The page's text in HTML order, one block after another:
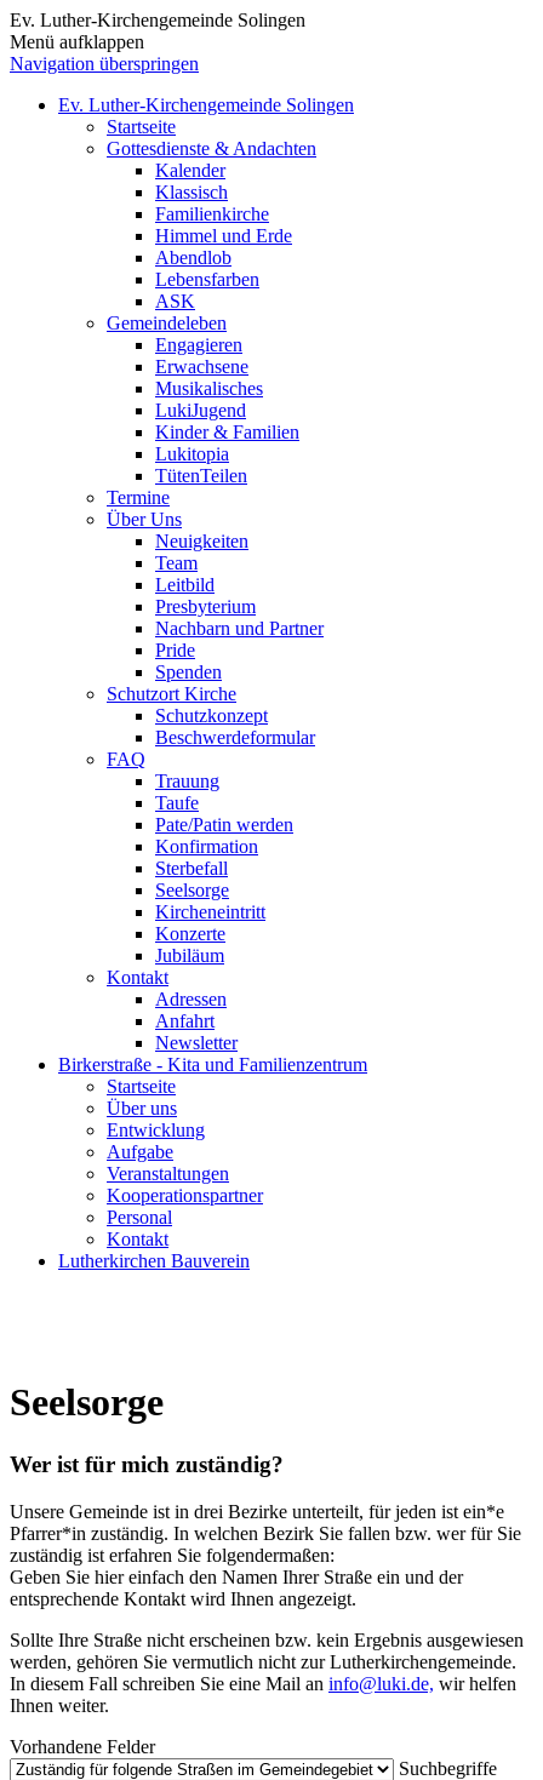
Ev. Luther-Kirchengemeinde Solingen
Menü aufklappen
Navigation überspringen
Ev. Luther-Kirchengemeinde Solingen
Startseite
Gottesdienste & Andachten
Kalender
Klassisch
Familienkirche
Himmel und Erde
Abendlob
Lebensfarben
ASK
Gemeindeleben
Engagieren
Erwachsene
Musikalisches
LukiJugend
Kinder & Familien
Lukitopia
TütenTeilen
Termine
Über Uns
Neuigkeiten
Team
Leitbild
Presbyterium
Nachbarn und Partner
Pride
Spenden
Schutzort Kirche
Schutzkonzept
Beschwerdeformular
FAQ
Trauung
Taufe
Pate/Patin werden
Konfirmation
Sterbefall
Seelsorge
Kircheneintritt
Konzerte
Jubiläum
Kontakt
Adressen
Anfahrt
Newsletter
Birkerstraße - Kita und Familienzentrum
Startseite
Über uns
Entwicklung
Aufgabe
Veranstaltungen
Kooperationspartner
Personal
Kontakt
Lutherkirchen Bauverein
Seelsorge
Wer ist für mich zuständig?
Unsere Gemeinde ist in drei Bezirke unterteilt, für jeden ist ein*e
Pfarrer*in zuständig. In welchen Bezirk Sie fallen bzw. wer für Sie
zuständig ist erfahren Sie folgendermaßen:
Geben Sie hier einfach den Namen Ihrer Straße ein und der
entsprechende Kontakt wird Ihnen angezeigt.
Sollte Ihre Straße nicht erscheinen bzw. kein Ergebnis ausgewiesen
werden, gehören Sie vermutlich nicht zur Lutherkirchengemeinde.
In diesem Fall schreiben Sie eine Mail an info@luki.de, wir helfen
Ihnen weiter.
Vorhandene Felder
Suchbegriffe